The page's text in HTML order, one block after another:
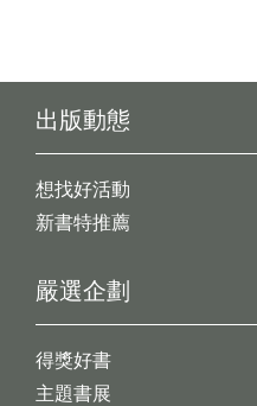
出版動態
想找好活動
新書特推薦
嚴選企劃
得獎好書
主題書展